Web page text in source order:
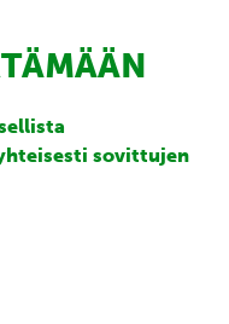
sovittujen